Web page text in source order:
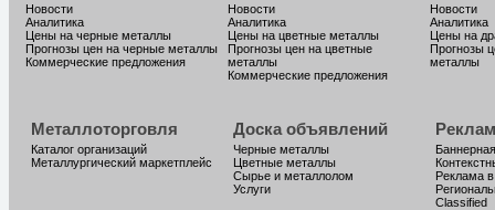
Новости
Аналитика
Цены на черные металлы
Прогнозы цен на черные металлы
Коммерческие предложения
Новости
Аналитика
Цены на цветные металлы
Прогнозы цен на цветные
металлы
Коммерческие предложения
Новости
Аналитика
Цены на
Прогнозы
металлы
Металлоторговля
Каталог организаций
Металлургический маркетплейс
Доска объявлений
Черные металлы
Цветные металлы
Сырье и металлолом
Услуги
Реклама
Classified